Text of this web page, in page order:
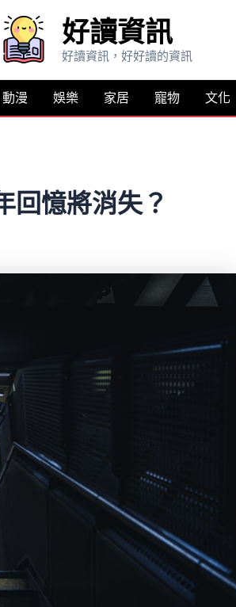
好讀資訊
好讀資訊，好好讀的資訊
動漫 娛樂 家居 寵物 文化
回憶將消失？